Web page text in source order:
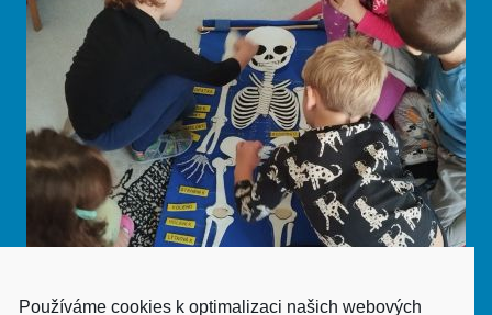
Používáme cookies k optimalizaci našich webových